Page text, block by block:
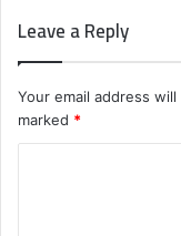
Leave a Reply
Your email address
marked *